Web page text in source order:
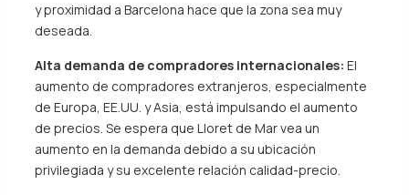
y proximidad a Barcelona hace que la zona sea muy
deseada.
Alta demanda de compradores internacionales: El
aumento de compradores extranjeros, especialmente
de Europa, EE.UU. y Asia, está impulsando el aumento
de precios. Se espera que Lloret de Mar vea un
aumento en la demanda debido a su ubicación
privilegiada y su excelente relación calidad-precio.